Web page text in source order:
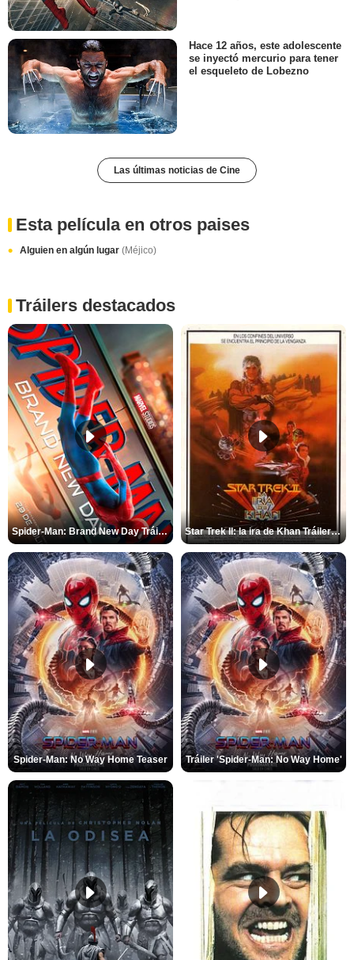
Hace 12 años, este adolescente
se inyectó mercurio para tener
el esqueleto de Lobezno
Las últimas noticias de Cine
Esta película en otros paises
Alguien en algún lugar (Méjico)
Tráilers destacados
Spider-Man: Brand New Day Tráiler (3) Star Trek II: la ira de Khan Tráiler VO
Spider-Man: No Way Home Teaser Tráiler 'Spider-Man: No Way Home'